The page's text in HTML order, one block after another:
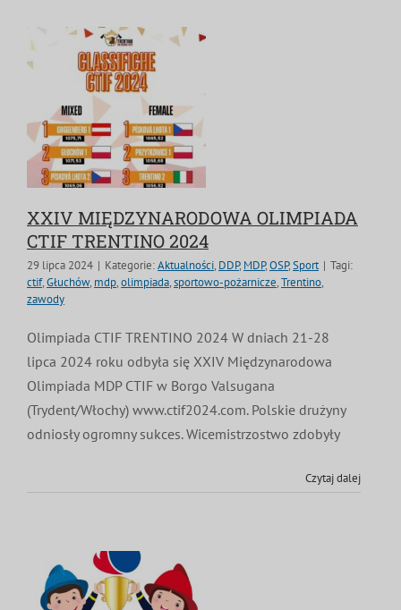
XXIV MIĘDZYNARODOWA OLIMPIADA
CTIF TRENTINO 2024
29 lipca 2024 | Kategorie:Aktualności, DDP, MDP,OSP,Sport | Tagi:
ctif,Głuchów, mdp,olimpiada,sportowo-pożarnicze,Trentino,
zawody
Olimpiada CTIF TRENTINO 2024 W dniach 21-28
lipca 2024 roku odbyła się XXIV Międzynarodowa
Olimpiada MDP CTIF w Borgo Valsugana
(Trydent/Włochy) www.ctif2024.com. Polskie drużyny
odniosły ogromny sukces. Wicemistrzostwo zdobyły
Czytaj dalej